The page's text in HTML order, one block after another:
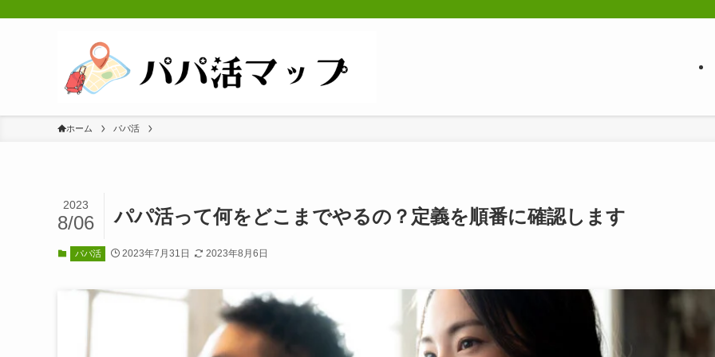
ホーム パパ活
パパ活って何をどこまでやるの？定義を順番に確認します
2023
8/06
パパ活 2023年7月31日 2023年8月6日